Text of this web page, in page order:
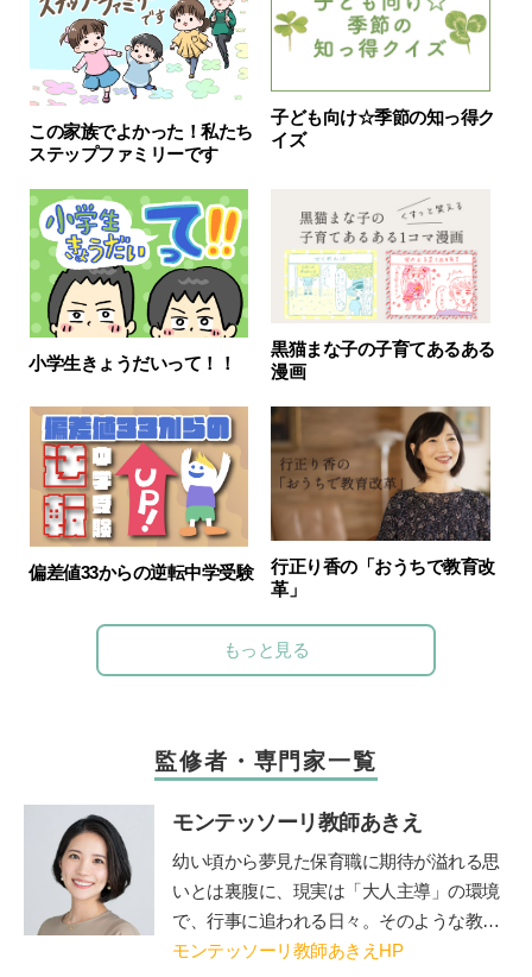
この家族でよかった！私たち
ステップファミリーです
子ども向け☆季節の知っ得ク
イズ
小学生きょうだいって！！
黒猫まな子の子育てあるある
漫画
偏差値33からの逆転中学受験
行正り香の「おうちで教育改
革」
もっと見る
監修者・専門家一覧
モンテッソーリ教師あきえ
幼い頃から夢見た保育職に期待が溢れる思
いとは裏腹に、現実は「大人主導」の環境
で、行事に追われる日々。そのような教育
現場に「もっと一人ひとりを尊重し、
モンテッソーリ教師あきえHP